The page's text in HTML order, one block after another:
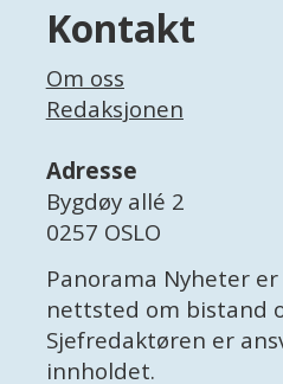
Kontakt
Om oss
Redaksjonen
Adresse
Bygdøy allé 2
0257 OSLO
Panorama Nyheter
nettsted om bistand
Sjefredaktøren er
innholdet.